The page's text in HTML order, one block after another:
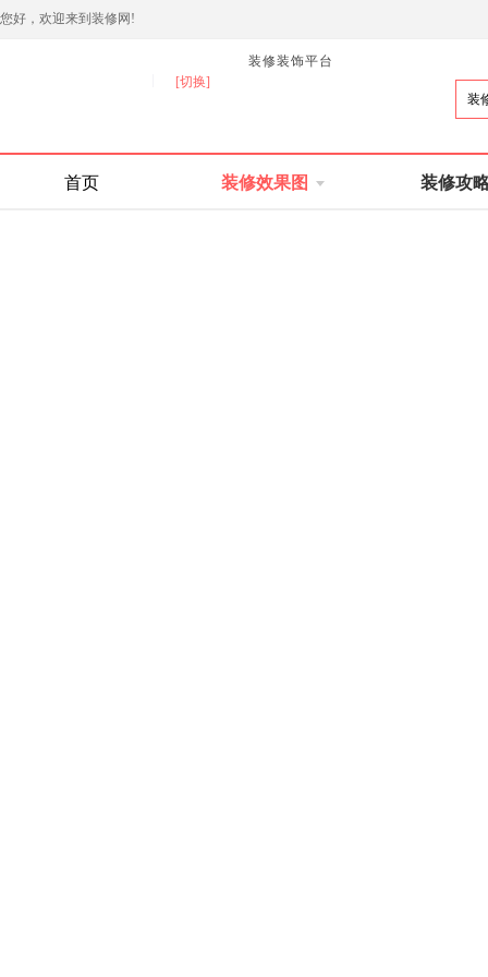
您好，欢迎来到 装修网!
[切换]
装修装饰平台
装
首页 装修效果图 装修攻